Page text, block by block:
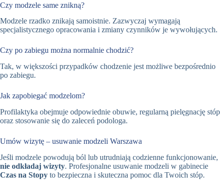
Czy modzele same znikną?
Modzele rzadko znikają samoistnie. Zazwyczaj wymagają
specjalistycznego opracowania i zmiany czynników je wywołujących.
Czy po zabiegu można normalnie chodzić?
Tak, w większości przypadków chodzenie jest możliwe bezpośrednio
po zabiegu.
Jak zapobiegać modzelom?
Profilaktyka obejmuje odpowiednie obuwie, regularną pielęgnację stóp
oraz stosowanie się do zaleceń podologa.
Umów wizytę – usuwanie modzeli Warszawa
Jeśli modzele powodują ból lub utrudniają codzienne funkcjonowanie,
nie odkładaj wizyty. Profesjonalne usuwanie modzeli w gabinecie
Czas na Stopy to bezpieczna i skuteczna pomoc dla Twoich stóp.